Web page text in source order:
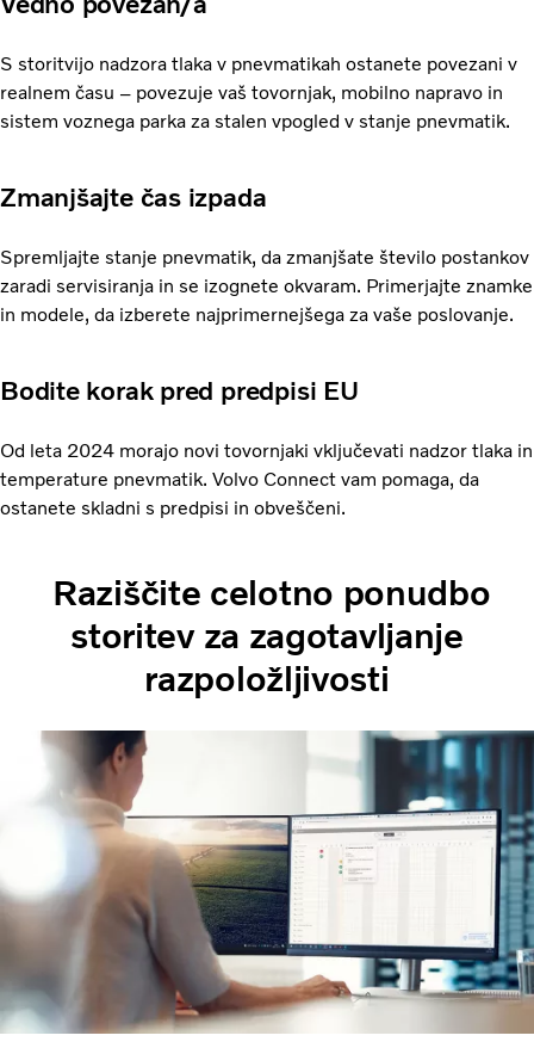
S storitvijo nadzora tlaka v pnevmatikah ostanete povezani v
realnem času – povezuje vaš tovornjak, mobilno napravo in
sistem voznega parka za stalen vpogled v stanje pnevmatik.
Zmanjšajte čas izpada
Spremljajte stanje pnevmatik, da zmanjšate število postankov
zaradi servisiranja in se izognete okvaram. Primerjajte znamke
in modele, da izberete najprimernejšega za vaše poslovanje.
Bodite korak pred predpisi EU
Od leta 2024 morajo novi tovornjaki vključevati nadzor tlaka in
temperature pnevmatik. Volvo Connect vam pomaga, da
ostanete skladni s predpisi in obveščeni.
Raziščite celotno ponudbo
storitev za zagotavljanje
razpoložljivosti